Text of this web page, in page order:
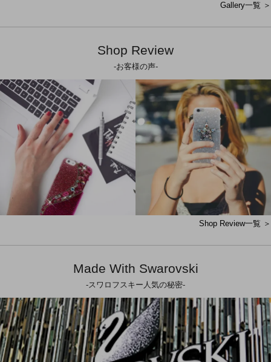
Gallery一覧 ＞
Shop Review
-お客様の声-
Shop Review一覧 ＞
Made With Swarovski
-スワロフスキー人気の秘密-